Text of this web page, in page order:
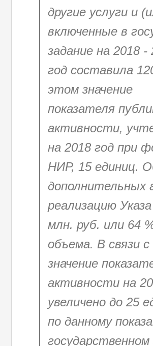
другие услуги и
включенные в
задание на 2018
год составила
этом значение
показателя
активности,
на 2018 год при
НИР, 15 единиц.
дополнительных
реализацию
млн. руб. или 64
объема. В связи
значение
активности на
увеличено до 25
по данному